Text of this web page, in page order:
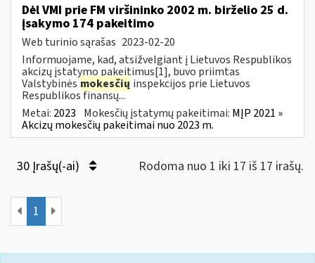
Dėl VMI prie FM viršininko 2002 m. birželio 25 d.
įsakymo 174 pakeitimo
Web turinio sąrašas 2023-02-20
Informuojame, kad, atsižvelgiant į Lietuvos Respublikos
akcizų įstatymo pakeitimus[1], buvo priimtas
Valstybinės mokesčių inspekcijos prie Lietuvos
Respublikos finansų...
Metai: 2023 Mokesčių įstatymų pakeitimai: MĮP 2021 »
Akcizų mokesčių pakeitimai nuo 2023 m.
30 Įrašų(-ai) Rodoma nuo 1 iki 17 iš 17 irašų.
1